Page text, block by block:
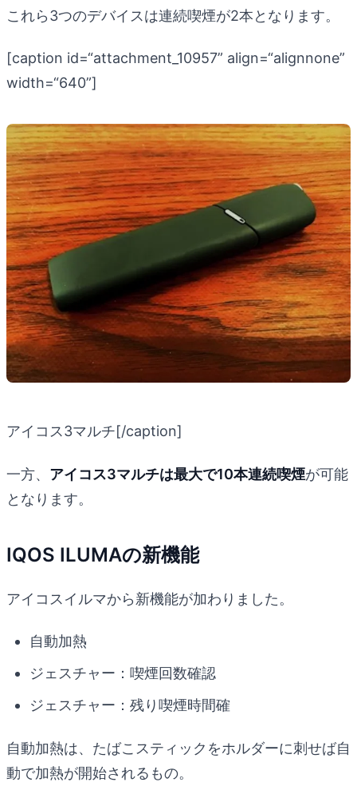
これら3つのデバイスは連続喫煙が2本となります。
[caption id=“attachment_10957” align=“alignnone”
width=“640”]
アイコス3マルチ[/caption]
一方、 アイコス3マルチは最大で10本連続喫煙が可能
となります。
IQOS ILUMAの新機能
アイコスイルマから新機能が加わりました。
自動加熱
ジェスチャー：喫煙回数確認
ジェスチャー：残り喫煙時間確
自動加熱は、たばこスティックをホルダーに刺せば自
動で加熱が開始されるもの。